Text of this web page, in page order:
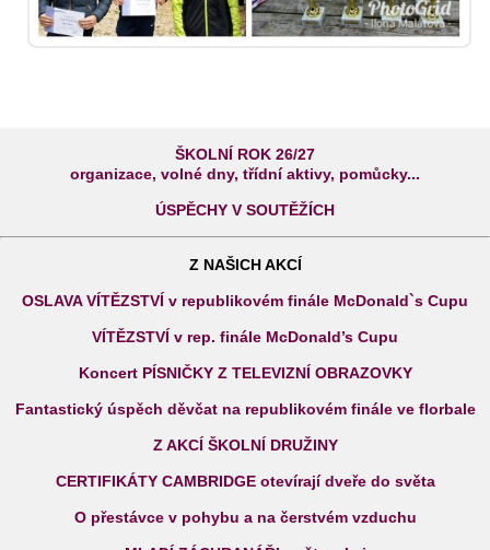
ŠKOLNÍ ROK 26/27
organizace, volné dny, třídní aktivy, pomůcky...
ÚSPĚCHY V SOUTĚŽÍCH
Z NAŠICH AKCÍ
OSLAVA VÍTĚZSTVÍ v republikovém finále McDonald`s Cupu
VÍTĚZSTVÍ v rep. finále McDonald’s Cupu
Koncert PÍSNIČKY Z TELEVIZNÍ OBRAZOVKY
Fantastický úspěch děvčat na republikovém finále ve florbale
Z AKCÍ ŠKOLNÍ DRUŽINY
CERTIFIKÁTY CAMBRIDGE otevírají dveře do světa
O přestávce v pohybu a na čerstvém vzduchu